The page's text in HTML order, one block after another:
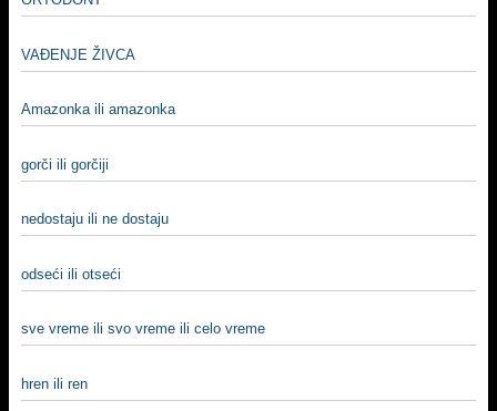
VAĐENJE ŽIVCA
Amazonka ili amazonka
gorči ili gorčiji
nedostaju ili ne dostaju
odseći ili otseći
sve vreme ili svo vreme ili celo vreme
hren ili ren